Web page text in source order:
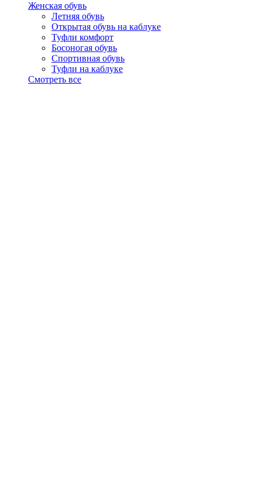
Женская обувь
Летняя обувь
Открытая обувь на каблуке
Туфли комфорт
Босоногая обувь
Спортивная обувь
Туфли на каблуке
Смотреть все